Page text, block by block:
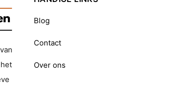
Blog
Contact
Over ons